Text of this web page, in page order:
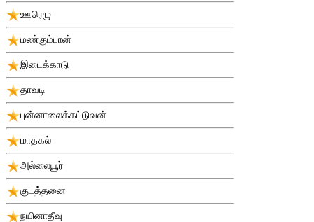
ஊரெழு
மண்கும்பான்
இடைக்காடு
தாவடி
புன்னாலைக்கட்டுவன்
மாதகல்
அல்லையூர்
குடத்தனை
நயினாதீவு